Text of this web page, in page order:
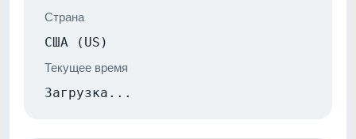
Страна
США (US)
Текущее время
Загрузка...